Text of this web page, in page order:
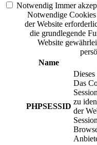
Notwendig Immer
Notwendige
der Website
die grundlegende
Website
Name
PHPSESSID
Das
zu
der